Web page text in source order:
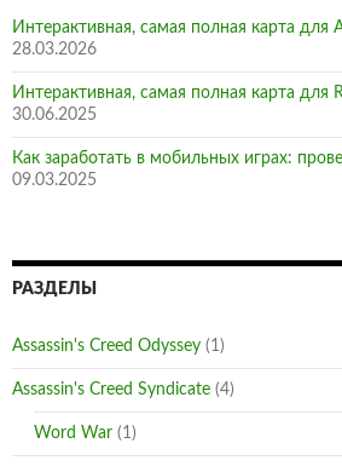
Интерактивная, самая полная карта для
28.03.2026
Интерактивная, самая полная карта для
30.06.2025
Как заработать в мобильных играх:
09.03.2025
РАЗДЕЛЫ
Assassin's Creed Odyssey (1)
Assassin's Creed Syndicate (4)
Word War (1)